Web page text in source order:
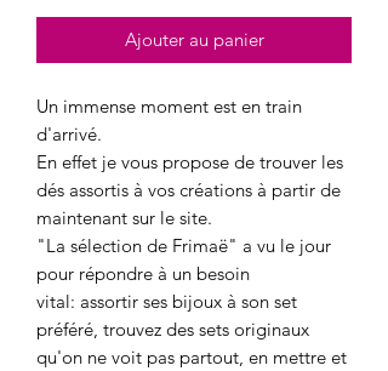
Ajouter au panier
Un immense moment est en train
d'arrivé.
En effet je vous propose de trouver les
dés assortis à vos créations à partir de
maintenant sur le site.
"La sélection de Frimaë" a vu le jour
pour répondre à un besoin
vital: assortir ses bijoux à son set
préféré, trouvez des sets originaux
qu'on ne voit pas partout, en mettre et